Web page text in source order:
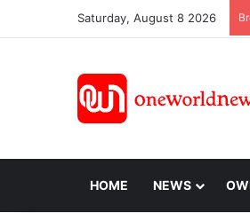
Saturday, August 8 2026
HOME NEWS